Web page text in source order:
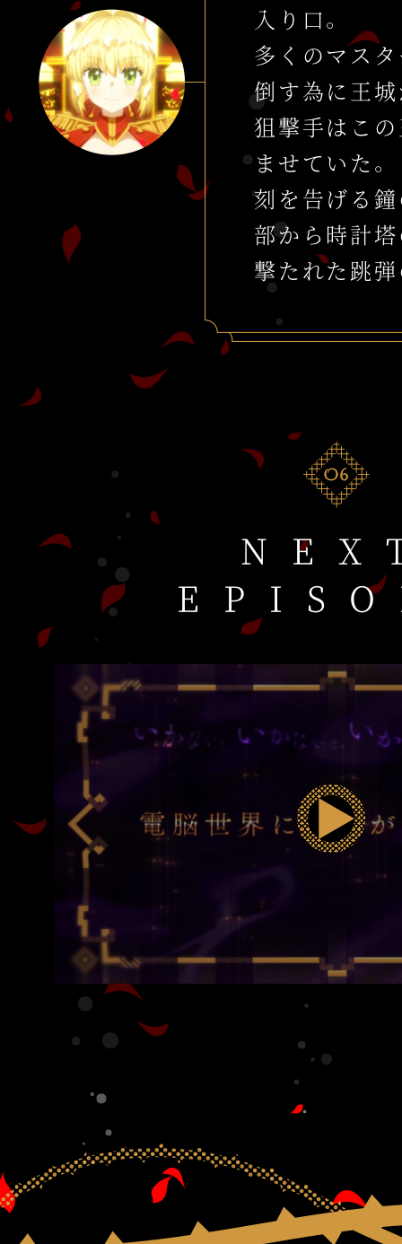
入り口。
多くのマス
倒す為に王
狙撃手はこ
ませていた。
刻を告げる鐘
部から時計
撃たれた跳